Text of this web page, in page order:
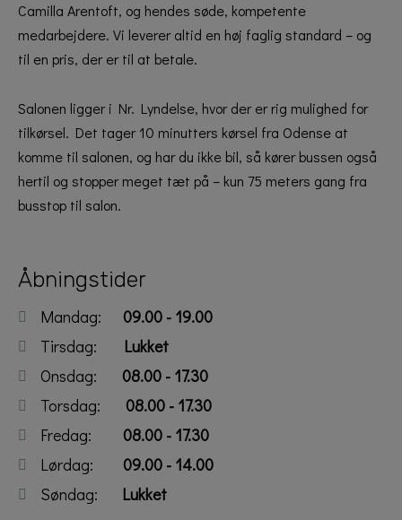
Camilla Arentoft, og hendes søde, kompetente
medarbejdere. Vi leverer altid en høj faglig standard – og
til en pris, der er til at betale.
Salonen ligger i Nr. Lyndelse, hvor der er rig mulighed for
tilkørsel. Det tager 10 minutters kørsel fra Odense at
komme til salonen, og har du ikke bil, så kører bussen også
hertil og stopper meget tæt på – kun 75 meters gang fra
busstop til salon.
Åbningstider
Mandag:
09.00 - 19.00
Tirsdag:
Lukket
Onsdag:
08.00 - 17.30
Torsdag:
08.00 - 17.30
Fredag:
08.00 - 17.30
Lørdag:
09.00 - 14.00
Søndag:
Lukket